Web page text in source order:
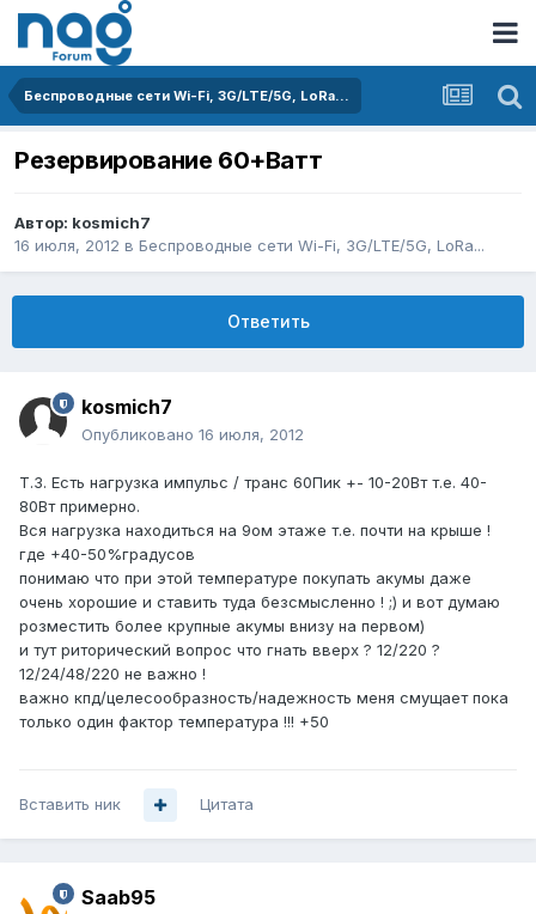
Беспроводные сети Wi-Fi, 3G/LTE/5G, LoRa...
Резервирование 60+Ватт
Автор: kosmich7
16 июля, 2012 в Беспроводные сети Wi-Fi, 3G/LTE/5G, LoRa...
Ответить
kosmich7
Опубликовано 16 июля, 2012
Т.З. Есть нагрузка импульс / транс 60Пик +- 10-20Вт т.е. 40-
80Вт примерно.
Вся нагрузка находиться на 9ом этаже т.е. почти на крыше !
где +40-50%градусов
понимаю что при этой температуре покупать акумы даже
очень хорошие и ставить туда безсмысленно ! ;) и вот думаю
розместить более крупные акумы внизу на первом)
и тут риторический вопрос что гнать вверх ? 12/220 ?
12/24/48/220 не важно !
важно кпд/целесообразность/надежность меня смущает пока
только один фактор температура !!! +50
Вставить ник Цитата
Saab95